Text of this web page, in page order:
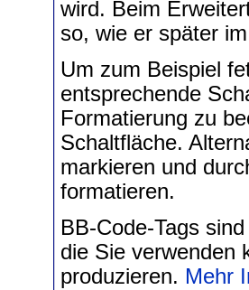
wird. Beim
so, wie er später
Um zum Beispiel
entsprechende
Formatierung zu
Schaltfläche.
markieren und
formatieren.
BB-Code-Tags
die Sie verwenden
produzieren. Mehr